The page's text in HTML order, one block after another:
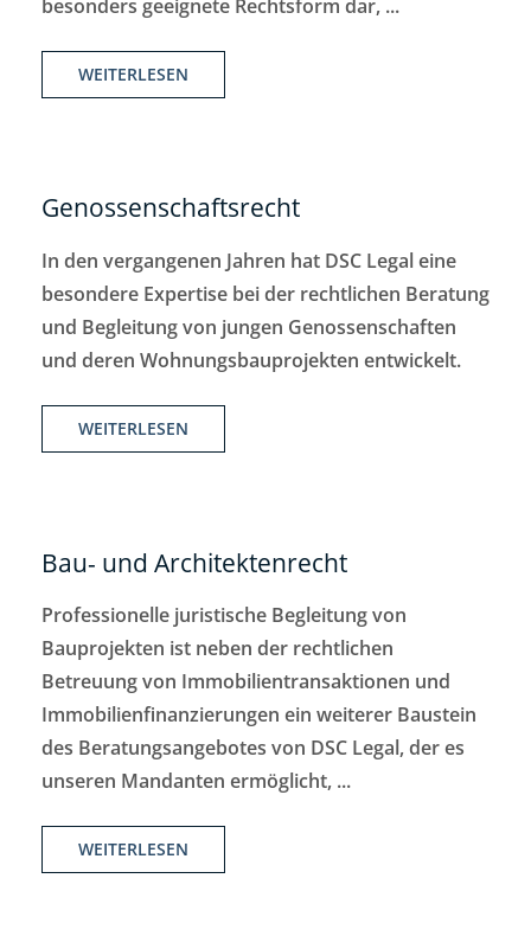
besonders geeignete Rechtsform dar, ...
WEITERLESEN
Genossenschaftsrecht
In den vergangenen Jahren hat DSC Legal eine
besondere Expertise bei der rechtlichen Beratung
und Begleitung von jungen Genossenschaften
und deren Wohnungsbauprojekten entwickelt.
WEITERLESEN
Bau- und Architektenrecht
Professionelle juristische Begleitung von
Bauprojekten ist neben der rechtlichen
Betreuung von Immobilientransaktionen und
Immobilienfinanzierungen ein weiterer Baustein
des Beratungsangebotes von DSC Legal, der es
unseren Mandanten ermöglicht, ...
WEITERLESEN